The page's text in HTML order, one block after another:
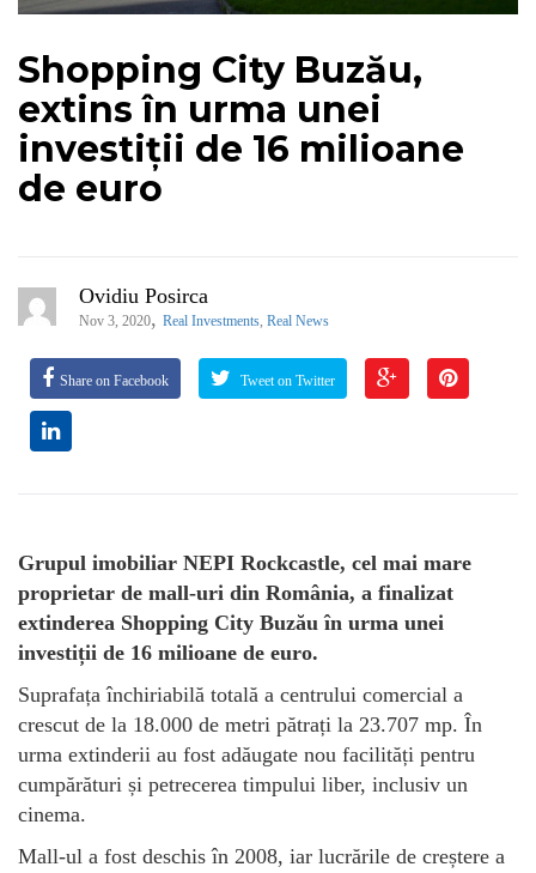
Shopping City Buzău,
extins în urma unei
investiții de 16 milioane
de euro
Ovidiu Posirca
Nov 3, 2020, Real Investments, Real News
Share on Facebook Tweet on Twitter
Grupul imobiliar NEPI Rockcastle, cel mai mare
proprietar de mall-uri din România, a finalizat
extinderea Shopping City Buzău în urma unei
investiții de 16 milioane de euro.
Suprafața închiriabilă totală a centrului comercial a
crescut de la 18.000 de metri pătrați la 23.707 mp. În
urma extinderii au fost adăugate nou facilități pentru
cumpărături și petrecerea timpului liber, inclusiv un
cinema.
Mall-ul a fost deschis în 2008, iar lucrările de creștere a